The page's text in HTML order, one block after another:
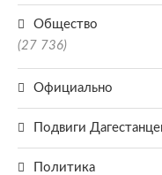
Общество
(27 736)
Официально
Подвиги
Политика